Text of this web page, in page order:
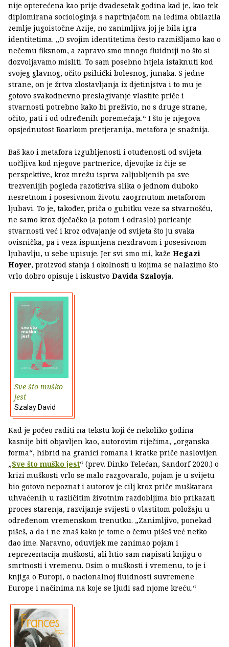
nije opterećena kao prije dvadesetak godina kad je, kao tek
diplomirana sociologinja s naprtnjačom na leđima obilazila
zemlje jugoistočne Azije, no zanimljiva joj je bila igra
identitetima. „O svojim identitetima često razmišljamo kao o
nečemu fiksnom, a zapravo smo mnogo fluidniji no što si
dozvoljavamo misliti. To sam posebno htjela istaknuti kod
svojeg glavnog, očito psihički bolesnog, junaka. S jedne
strane, on je žrtva zlostavljanja iz djetinjstva i to mu je
gotovo svakodnevno preslagivanje vlastite priče i
stvarnosti potrebno kako bi preživio, no s druge strane,
očito, pati i od određenih poremećaja.“ I što je njegova
opsjednutost Roarkom pretjeranija, metafora je snažnija.
Baš kao i metafora izgubljenosti i otuđenosti od svijeta
uočljiva kod njegove partnerice, djevojke iz čije se
perspektive, kroz mrežu isprva zaljubljenih pa sve
trezvenijih pogleda razotkriva slika o jednom duboko
nesretnom i posesivnom životu zaogrnutom metaforom
ljubavi. To je, također, priča o gubitku veze sa stvarnošću,
ne samo kroz dječačko (a potom i odraslo) poricanje
stvarnosti već i kroz odvajanje od svijeta što ju svaka
ovisnička, pa i veza ispunjena nezdravom i posesivnom
ljubavlju, u sebe upisuje. Jer svi smo mi, kaže Hegazi
Hoyer, proizvod stanja i okolnosti u kojima se nalazimo što
vrlo dobro opisuje i iskustvo Davida Szaloyja.
Sve što muško
jest
Szalay David
Kad je počeo raditi na tekstu koji će nekoliko godina
kasnije biti objavljen kao, autorovim riječima, „organska
forma“, hibrid na granici romana i kratke priče naslovljen
„Sve što muško jest“ (prev. Dinko Telećan, Sandorf 2020.) o
krizi muškosti vrlo se malo razgovaralo, pojam je u svijetu
bio gotovo nepoznat i autorov je cilj kroz priče muškaraca
uhvaćenih u različitim životnim razdobljima bio prikazati
proces starenja, razvijanje svijesti o vlastitom položaju u
određenom vremenskom trenutku. „Zanimljivo, ponekad
pišeš, a da i ne znaš kako je tome o čemu pišeš već netko
dao ime. Naravno, oduvijek me zanimao pojam i
reprezentacija muškosti, ali htio sam napisati knjigu o
smrtnosti i vremenu. Osim o muškosti i vremenu, to je i
knjiga o Europi, o nacionalnoj fluidnosti suvremene
Europe i načinima na koje se ljudi sad njome kreću.“